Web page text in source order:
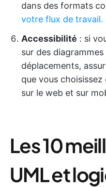
dans des formats
votre flux de travail.
Accessibilité : si
sur des
déplacements,
que vous
sur le web et sur
Les 10
UML et